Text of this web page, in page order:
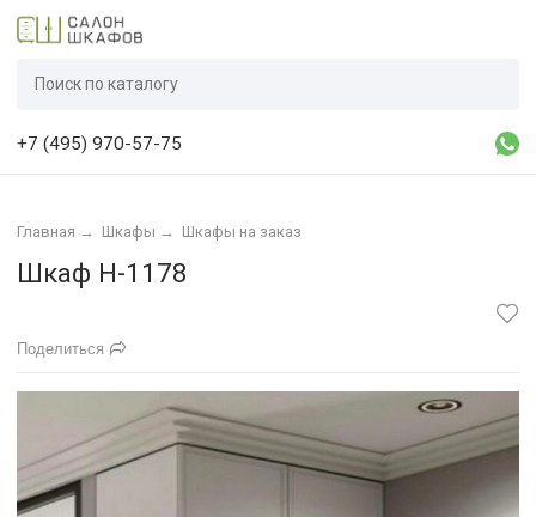
+7 (495) 970-57-75
Главная → Шкафы → Шкафы на заказ
Шкаф Н-1178
Поделиться